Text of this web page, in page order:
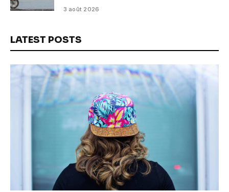
3 août 2026
LATEST POSTS